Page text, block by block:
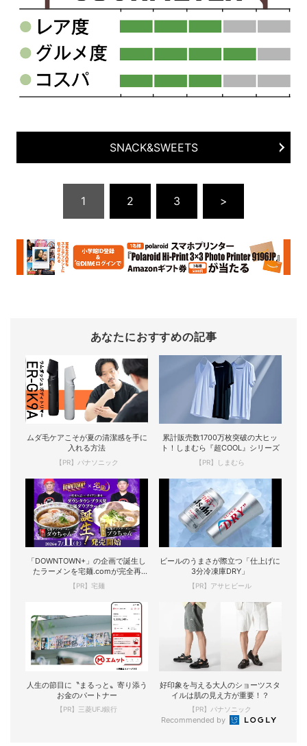
SNACK&SWEETS
1 2 3 >
あなたにおすすめの記事
ムダ毛ケアこそが夏の清潔感を手に
入れる方法
【PR】パナソニック
累計販売数1700万枚突破の大ヒッ
ト！しまむら『超COOL』シリーズ
【PR】しまむら
「DOWNTOWN+」の企画で誕生し
たラーメンを宅麺.comが完全再
現！
【PR】宅麺
ビールのうまさが際立つ「仕上げに
3分冷凍庫DRY」
【PR】アサヒビール
人生の節目に〝まるっと〟寄り添う
お金のパートナー
【PR】三菱UFJ銀行
好印象を与える大人のショーツスタ
イルは肌の見え方が重要！？
【PR】パナソニック
Recommended by